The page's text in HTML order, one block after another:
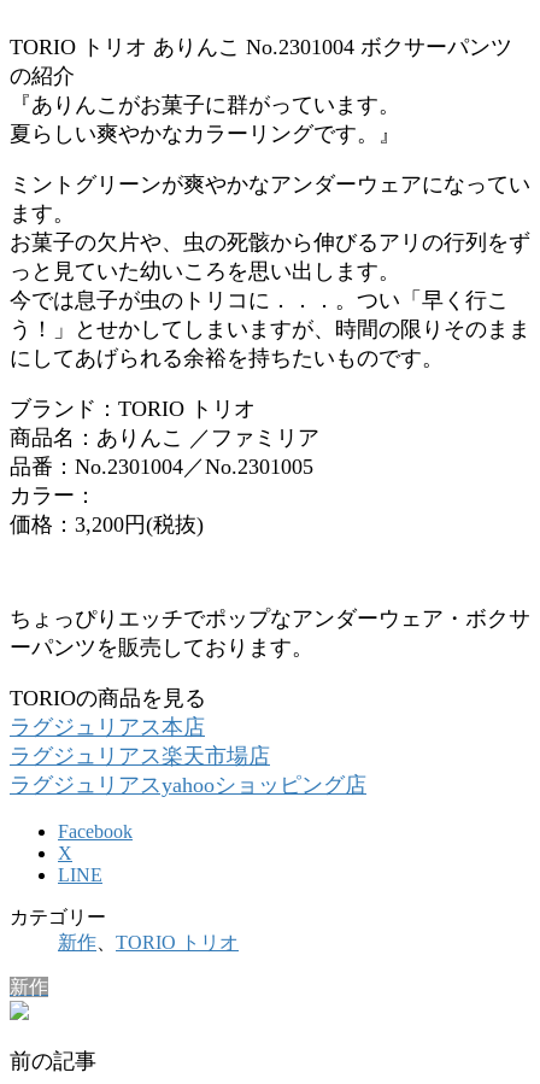
TORIO トリオ ありんこ No.2301004 ボクサーパンツ
の紹介
『ありんこがお菓子に群がっています。
夏らしい爽やかなカラーリングです。』
ミントグリーンが爽やかなアンダーウェアになってい
ます。
お菓子の欠片や、虫の死骸から伸びるアリの行列をず
っと見ていた幼いころを思い出します。
今では息子が虫のトリコに．．．。つい「早く行こ
う！」とせかしてしまいますが、時間の限りそのまま
にしてあげられる余裕を持ちたいものです。
ブランド：TORIO トリオ
商品名：ありんこ ／ファミリア
品番：No.2301004／No.2301005
カラー：
価格：3,200円(税抜)
ちょっぴりエッチでポップなアンダーウェア・ボクサ
ーパンツを販売しております。
TORIOの商品を見る
ラグジュリアス本店
ラグジュリアス楽天市場店
ラグジュリアスyahooショッピング店
Facebook
X
LINE
カテゴリー
新作
TORIO トリオ
新作
前の記事